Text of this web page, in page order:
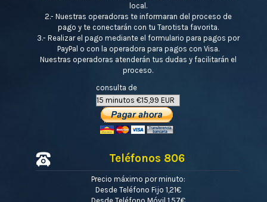
local.
2.- Nuestras operadoras te informaran del proceso de
pago y te conectarán con tu Tarotista favorita.
3.- Realizar el pago mediante el formulario para pagos por
PayPal o con la operadora para pagos con Visa.
Nuestras operadoras atenderán tus dudas y facilitarán el
proceso.
consulta de
Teléfonos 806
Precio máximo por minuto:
Desde Teléfono Fijo 1,21€